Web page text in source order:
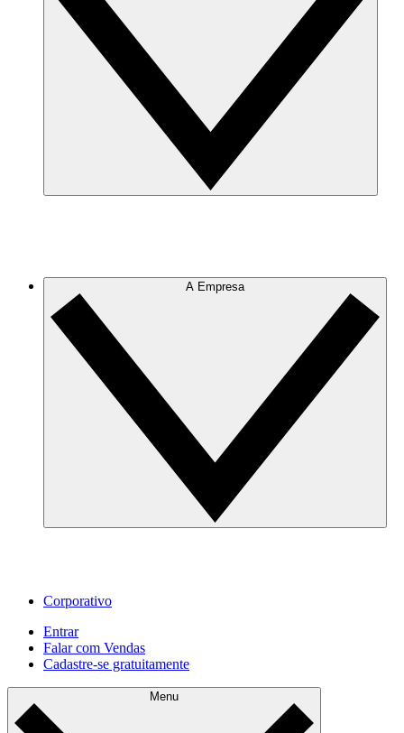
A Empresa
Corporativo
Entrar
Falar com Vendas
Cadastre‐se gratuitamente
Menu